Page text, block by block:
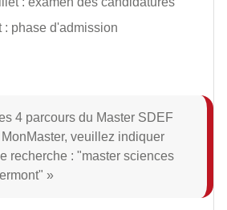
phase d'admission
4 parcours du Master SDEF
veuillez indiquer
recherche : "master sciences